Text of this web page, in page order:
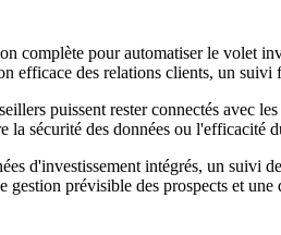
pour automatiser le volet
efficace des relations clients, un
puissent rester connectés avec
la sécurité des données ou l'efficacité
d'investissement intégrés, un suivi
gestion prévisible des prospects et